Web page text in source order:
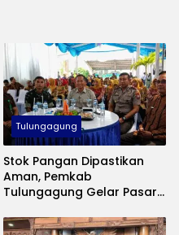
Tulungagung
Stok Pangan Dipastikan
Aman, Pemkab
Tulungagung Gelar Pasar